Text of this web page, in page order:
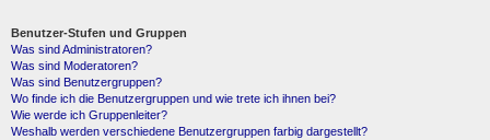
Benutzer-Stufen und Gruppen
Was sind Administratoren?
Was sind Moderatoren?
Was sind Benutzergruppen?
Wo finde ich die Benutzergruppen und wie trete ich ihnen bei?
Wie werde ich Gruppenleiter?
Weshalb werden verschiedene Benutzergruppen farbig dargestellt?